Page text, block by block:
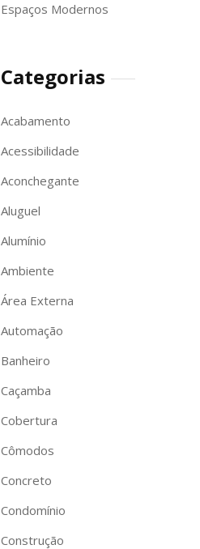
Espaços Modernos
Categorias
Acabamento
Acessibilidade
Aconchegante
Aluguel
Alumínio
Ambiente
Área Externa
Automação
Banheiro
Caçamba
Cobertura
Cômodos
Concreto
Condomínio
Construção